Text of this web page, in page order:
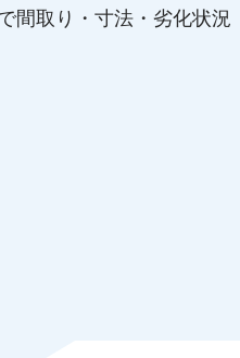
間取り・寸法・劣化状況